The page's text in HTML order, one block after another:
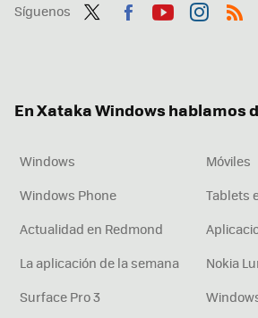
Síguenos
En Xataka Windows hablamos
Windows
Móviles
Windows Phone
Tablets
Actualidad en Redmond
La aplicación de la semana
Nokia
Surface Pro 3